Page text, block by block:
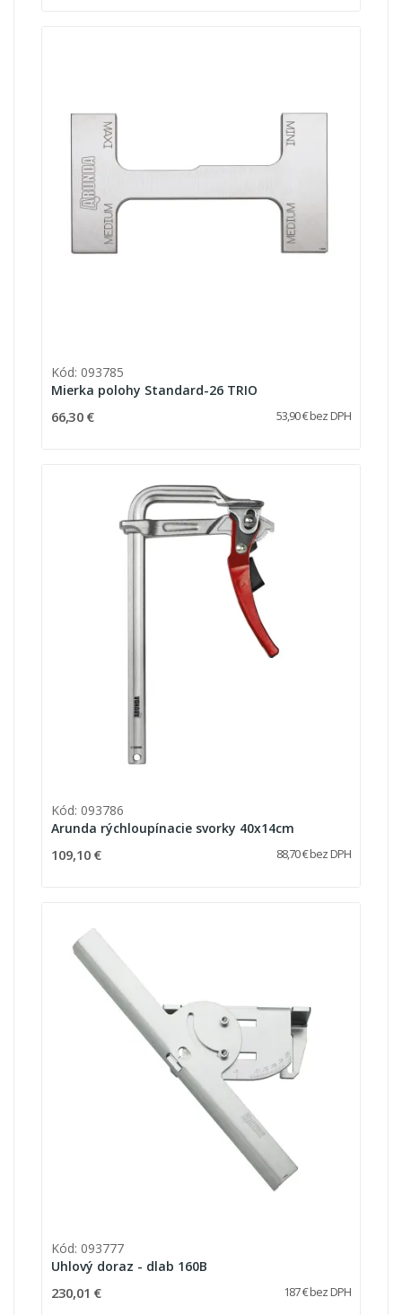
Kód: 093785
Mierka polohy Standard-26 TRIO
66,30 € 53,90 € bez DPH
Kód: 093786
Arunda rýchloupínacie svorky 40x14cm
109,10 € 88,70 € bez DPH
Kód: 093777
Uhlový doraz - dlab 160B
230,01 € 187 € bez DPH